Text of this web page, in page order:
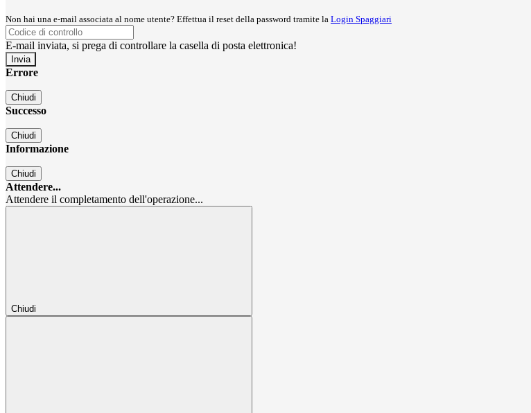
Non hai una e-mail associata al nome utente? Effettua il reset della password tramite la Login Spaggiari
E-mail inviata, si prega di controllare la casella di posta elettronica!
Errore
Chiudi
Successo
Chiudi
Informazione
Chiudi
Attendere...
Attendere il completamento dell'operazione...
Chiudi